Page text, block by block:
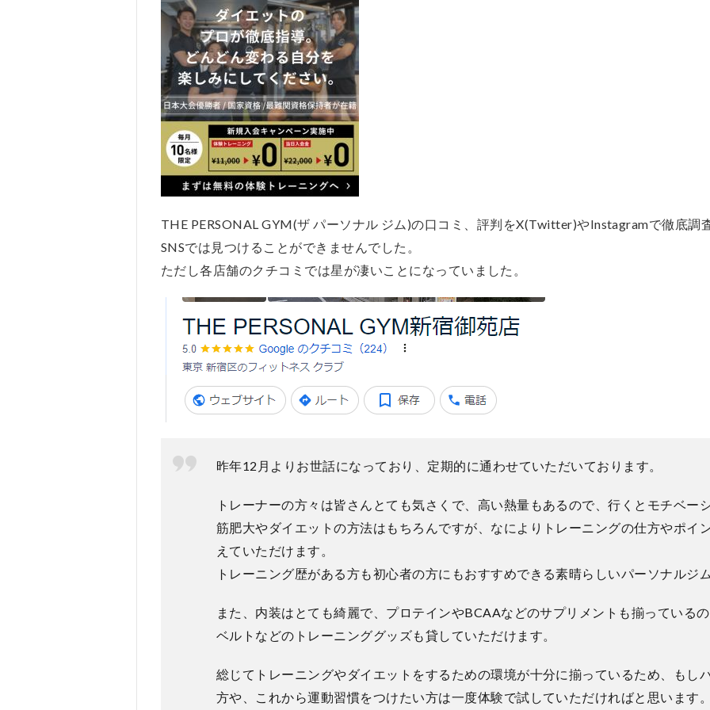
THE PERSONAL GYM(ザ パーソナル ジム)の口コミ、評判をX(Twitter)やInstagramで徹底調
SNSでは見つけることができませんでした。
ただし各店舗のクチコミでは星が凄いことになっていました。
昨年12月よりお世話になっており、定期的に通わせていただいております。
トレーナーの方々は皆さんとても気さくで、高い熱量もあるので、行くとモチベー
筋肥大やダイエットの方法はもちろんですが、なによりトレーニングの仕方やポイ
えていただけます。
トレーニング歴がある方も初心者の方にもおすすめできる素晴らしいパーソナルジム
また、内装はとても綺麗で、プロテインやBCAAなどのサプリメントも揃っている
ベルトなどのトレーニンググッズも貸していただけます。
総じてトレーニングやダイエットをするための環境が十分に揃っているため、もし
方や、これから運動習慣をつけたい方は一度体験で試していただければと思います。